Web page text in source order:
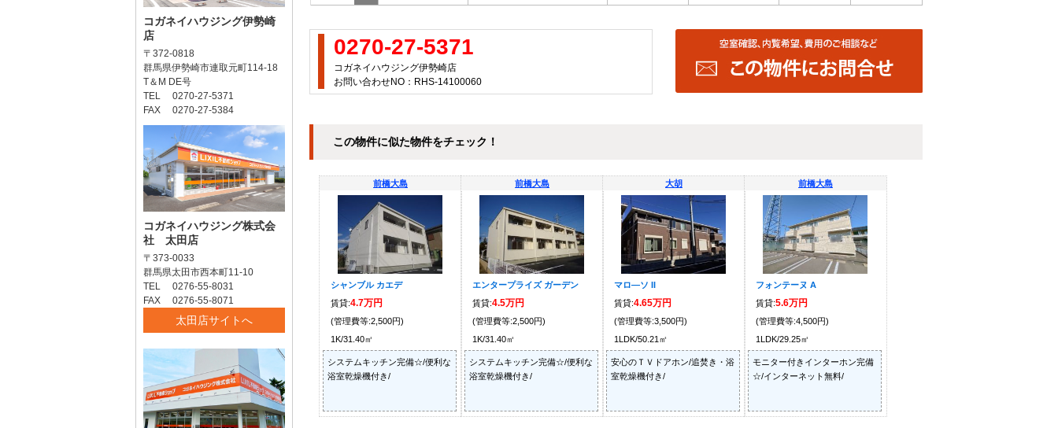
0270-27-5371
コガネイハウジング伊勢崎店
お問い合わせNO：RHS-14100060
この物件に似た物件をチェック！
前橋大島
シャンブル カエデ
賃貸:4.7万円
(管理費等:2,500円)
1K/31.40㎡
システムキッチン完備☆/便利な
浴室乾燥機付き/
前橋大島
エンタープライズ ガーデン
賃貸:4.5万円
(管理費等:2,500円)
1K/31.40㎡
システムキッチン完備☆/便利な
浴室乾燥機付き/
大胡
マロ―ソ II
賃貸:4.65万円
(管理費等:3,500円)
1LDK/50.21㎡
安心のＴＶドアホン/追焚き・浴
室乾燥機付き/
前橋大島
フォンテーヌ A
賃貸:5.6万円
(管理費等:4,500円)
1LDK/29.25㎡
モニター付きインターホン完備
☆/インターネット無料/
コガネイハウジング伊勢崎
店
〒372-0818
群馬県伊勢崎市連取元町114-18
T＆M DE号
TEL 0270-27-5371
FAX 0270-27-5384
コガネイハウジング株式会
社 太田店
〒373-0033
群馬県太田市西本町11-10
TEL 0276-55-8031
FAX 0276-55-8071
太田店サイトへ